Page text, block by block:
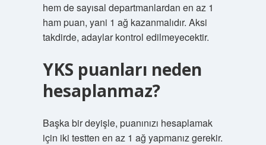
hem de sayısal departmanlardan en az 1
ham puan, yani 1 ağ kazanmalıdır. Aksi
takdirde, adaylar kontrol edilmeyecektir.
YKS puanları neden
hesaplanmaz?
Başka bir deyişle, puanınızı hesaplamak
için iki testten en az 1 ağ yapmanız gerekir.